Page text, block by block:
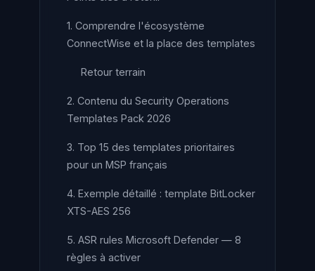
1. Comprendre l'écosystème
ConnectWise et la place des templates
Retour terrain
2. Contenu du Security Operations
Templates Pack 2026
3. Top 15 des templates prioritaires
pour un MSP français
4. Exemple détaillé : template BitLocker
XTS-AES 256
5. ASR rules Microsoft Defender — 8
règles à activer